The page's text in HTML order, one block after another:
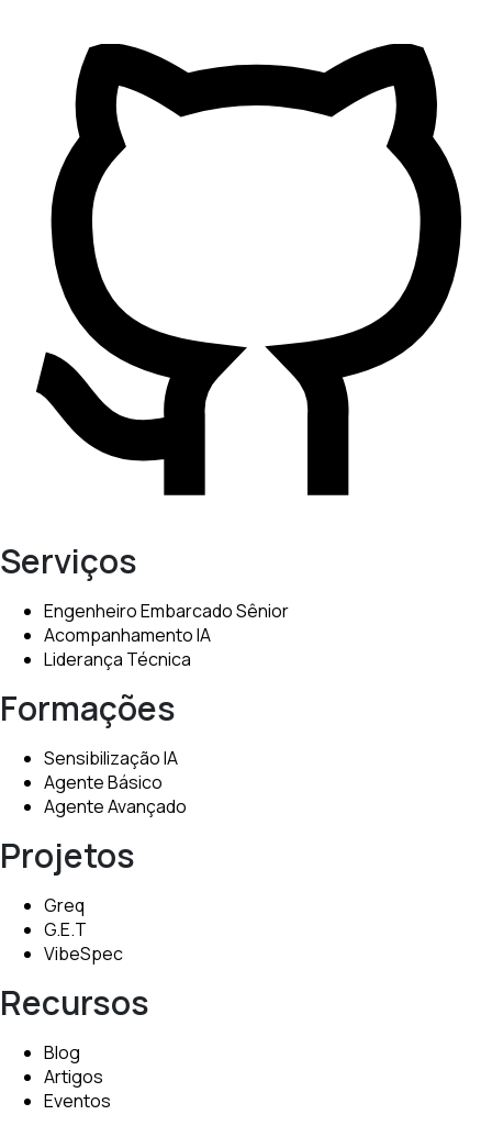
Serviços
Engenheiro Embarcado Sênior
Acompanhamento IA
Liderança Técnica
Formações
Sensibilização IA
Agente Básico
Agente Avançado
Projetos
Greq
G.E.T
VibeSpec
Recursos
Blog
Artigos
Eventos